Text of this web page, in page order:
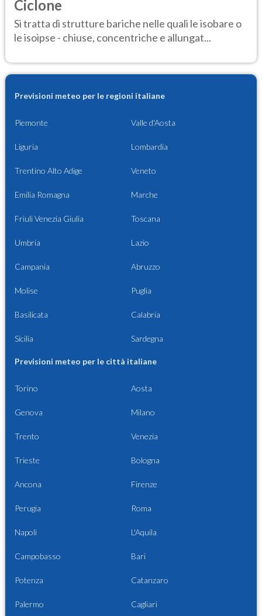
Ciclone
Si tratta di strutture bariche nelle quali le isobare o
le isoipse - chiuse, concentriche e allungat...
Previsioni meteo per le regioni italiane
Piemonte Valle d'Aosta
Liguria Lombardia
Trentino Alto Adige Veneto
Emilia Romagna Marche
Friuli Venezia Giulia Toscana
Umbria Lazio
Campania Abruzzo
Molise Puglia
Basilicata Calabria
Sicilia Sardegna
Previsioni meteo per le città italiane
Torino Aosta
Genova Milano
Trento Venezia
Trieste Bologna
Ancona Firenze
Perugia Roma
Napoli L'Aquila
Campobasso Bari
Potenza Catanzaro
Palermo Cagliari